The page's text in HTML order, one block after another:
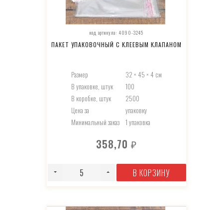
код артикула: 4090-3245
ПАКЕТ УПАКОВОЧНЫЙ С КЛЕЕВЫМ КЛАПАНОМ
Размер
32 × 45 × 4 см
В упаковке, штук
100
В коробке, штук
2500
Цена за
упаковку
Минимальный заказ
1 упаковка
358,70₽
В КОРЗИНУ